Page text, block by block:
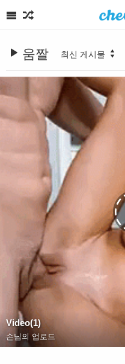
움짤 최신 게시물
Video(1)
손님의 업로드